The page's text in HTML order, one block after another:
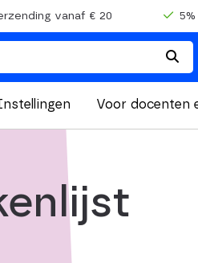
vanaf € 20
Voor docenten